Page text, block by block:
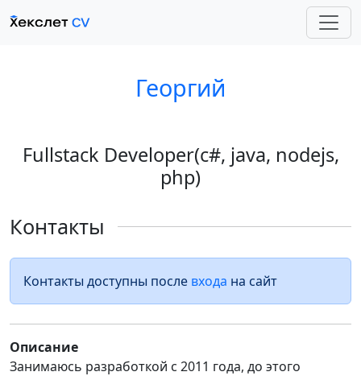
Георгий
Fullstack Developer(c#, java, nodejs,
php)
Контакты
Контакты доступны после входа на сайт
Описание
Занимаюсь разработкой с 2011 года, до этого